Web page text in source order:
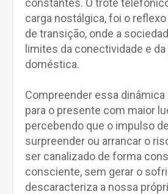
constantes. O trote
carga nostálgica, foi o
de transição, onde a
limites da conectividade e
doméstica.
Compreender essa dinâmica
para o presente com maior
percebendo que o impulso
surpreender ou arrancar o
ser canalizado de forma
consciente, sem gerar o
descaracteriza a nossa